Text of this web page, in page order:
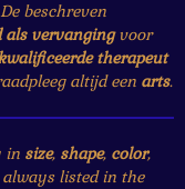
beschreven
als vervangingvoor
therapeut
altijd een arts.
in size, shape, color,
listed in the